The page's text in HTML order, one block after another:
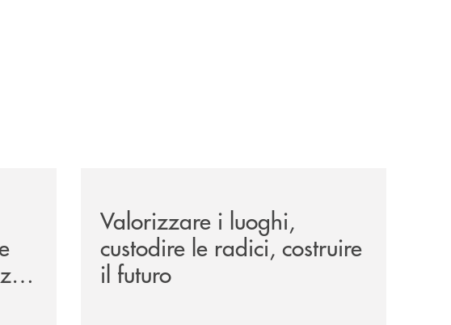
Valorizzare i luoghi,
custodire le radici, costruire
il futuro